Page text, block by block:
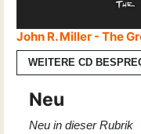
John R. Miller - The
WEITERE CD
Neu
Neu in dieser Rubrik